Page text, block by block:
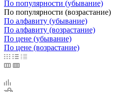
По популярности (убывание)
По популярности (возрастание)
По алфавиту (убывание)
По алфавиту (возрастание)
По цене (убывание)
По цене (возрастание)